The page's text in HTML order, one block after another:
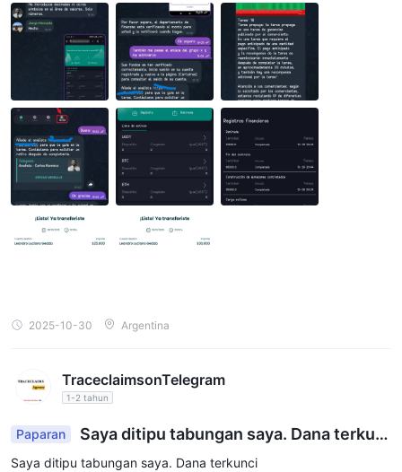
adi membutuhkan investasi minimal. Dengan kata lain, Anda aka
n melakukan tugas seperti berlangganan saluran, dan dalam tug
as lain, Anda harus berinvestasi untuk bisa menarik dana. penda
patan dari tugas ditambah investasi yang Anda lakukan dan keu
ntungannya. Situasinya semakin mencurigakan... Kemudian And
a akan pindah ke grup lain yang hanya untuk berinvestasi karen
a, menurut mereka, Anda telah beralih dari pemula menjadi VIP.
Di grup itu, ada jumlah investasi minimum dan maksimum, dan A
nda bisa memilih apa yang Anda inginkan. Nah, berinvestasi dal
am satu tugas saja tidak cukup untuk menarik; Anda harus terus
berinvestasi untuk mengakses uang yang sudah Anda hasilkan...
dan seterusnya. Berturut-turut sampai. Tiba saatnya ketika itu te
rlalu banyak dan mereka memberi Anda alasan untuk menarik...
Awalnya, mereka memberi Anda minimum, kemudian mereka mul
ai menjerat Anda untuk berinvestasi lebih dan lebih... Saya berha
rap bisa memulihkan apa yang hilang.
2025-10-30 Argentina
TraceclaimsonTelegram
1-2 tahun
Paparan
Saya ditipu tabungan saya. Dana terkun
ci
Saya ditipu tabungan saya. Dana terkunci